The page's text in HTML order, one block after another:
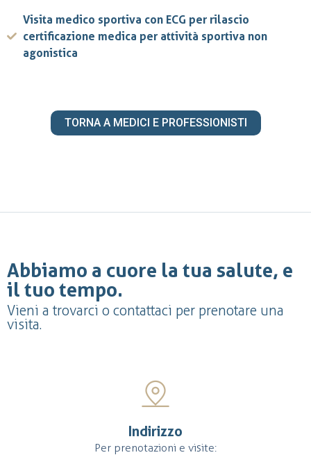
Visita medico sportiva con ECG per rilascio
certificazione medica per attività sportiva non
agonistica
TORNA A MEDICI E PROFESSIONISTI
Abbiamo a cuore la tua salute, e
il tuo tempo.
Vieni a trovarci o contattaci per prenotare una
visita.
Indirizzo
Per prenotazioni e visite: